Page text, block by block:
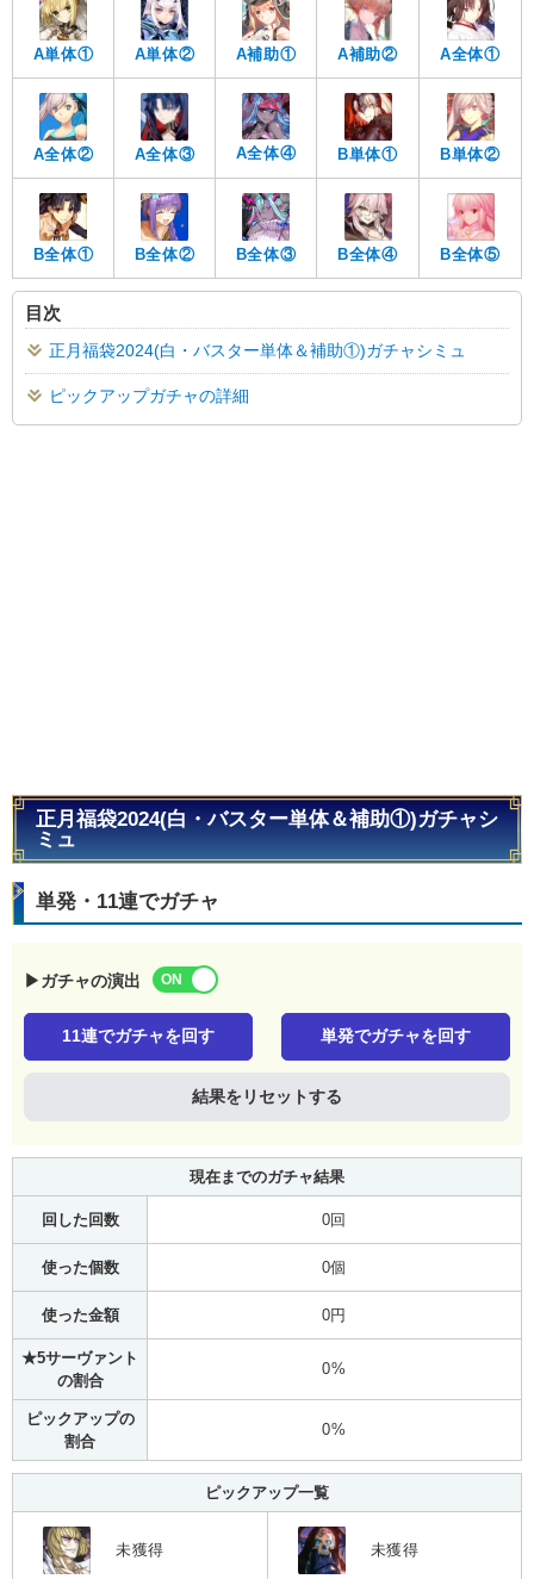
A単体① A単体② A補助① A補助② A全体①
A全体② A全体③ A全体④ B単体① B単体②
B全体① B全体② B全体③ B全体④ B全体⑤
目次
正月福袋2024(白・バスター単体＆補助①)ガチャシミュ
ピックアップガチャの詳細
正月福袋2024(白・バスター単体＆補助①)ガチャシ
ミュ
単発・11連でガチャ
▶ガチャの演出
11連でガチャを回す 単発でガチャを回す
結果をリセットする
現在までのガチャ結果
回した回数 0回
使った個数 0個
使った金額 0円
★5サーヴァント
の割合
0%
ピックアップの
割合
0%
ピックアップ一覧
未獲得 未獲得